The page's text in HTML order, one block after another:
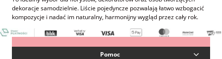
dekoracje samodzielnie. Liście pojedyncze pozwalają łatwo wzbogacić
kompozycje i nadać im naturalny, harmonijny wygląd przez cały rok.
Pomoc